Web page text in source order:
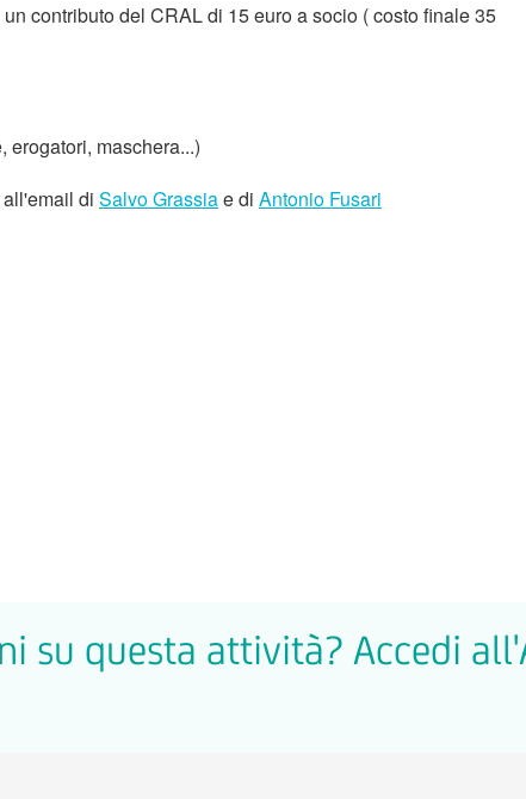
contributo del CRAL di 15 euro a socio ( costo finale 35
erogatori, maschera...)
di Salvo Grassiae di Antonio Fusari
su questa attività? Accedi